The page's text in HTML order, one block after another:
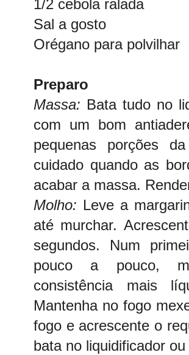
1/2 cebola ralada
Sal a gosto
Orégano para polvilhar
Preparo
Massa: Bata tudo no
com um bom
pequenas porções
cuidado quando as
acabar a massa.
Molho: Leve a
até murchar.
segundos. Num
pouco a pouco,
consistência mais
Mantenha no fogo
fogo e acrescente o
bata no liquidificador